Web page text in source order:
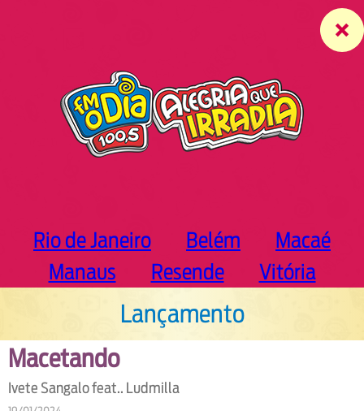
Rio de Janeiro Belém
Macaé
Manaus
Resende Vitória
Lançamento
Macetando
Ivete Sangalo feat.. Ludmilla